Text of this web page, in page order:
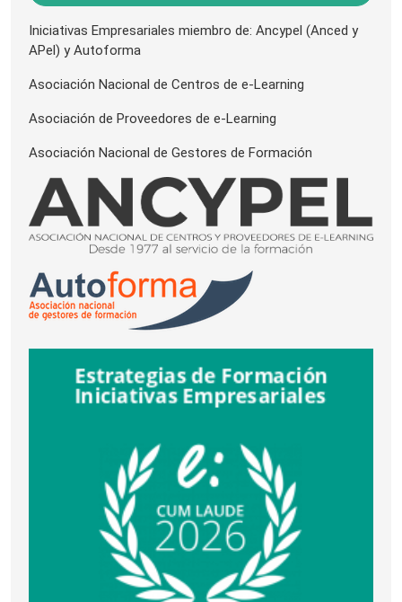
Iniciativas Empresariales miembro de: Ancypel (Anced y
APel) y Autoforma
Asociación Nacional de Centros de e-Learning
Asociación de Proveedores de e-Learning
Asociación Nacional de Gestores de Formación